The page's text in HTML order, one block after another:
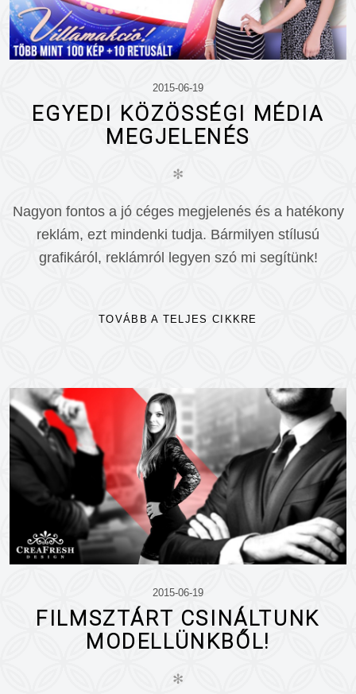
2015-06-19
EGYEDI KÖZÖSSÉGI MÉDIA
MEGJELENÉS
✻
Nagyon fontos a jó céges megjelenés és a hatékony
reklám, ezt mindenki tudja. Bármilyen stílusú
grafikáról, reklámról legyen szó mi segítünk!
TOVÁBB A TELJES CIKKRE
2015-06-19
FILMSZTÁRT CSINÁLTUNK
MODELLÜNKBŐL!
✻